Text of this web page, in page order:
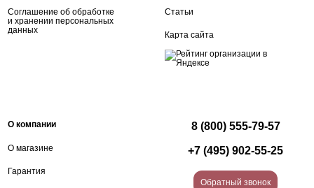
Соглашение об обработке
и хранении персональных
данных
Статьи
Карта сайта
О компании
О магазине
Гарантия
8 (800) 555-79-57
+7 (495) 902-55-25
Обратный звонок